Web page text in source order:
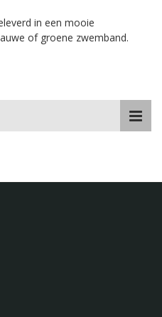
in een mooie
of groene zwemband.